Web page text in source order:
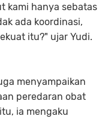
kami hanya sebatas
ada koordinasi,
itu?" ujar Yudi.
menyampaikan
peredaran obat
ia mengaku